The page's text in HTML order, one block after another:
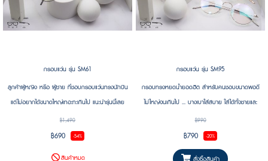
กรอบแว่น รุ่น SM61
ลูกค้าผู้หญิง หรือ ผู้ชาย ที่ชอบกรอบแว่นทรงนักบิน
แต่ไม่อยากได้ขนาดใหญ่เทอะทะเกินไป แนะนำรุ่นนี้เลย
ครับ วัสดุสแตนเลส เบา ทนทาน ทนการกัดกร่อนการ
เป็นสนิม โลหะ ทรงนักบิน สุดเท่ ให้ลุควินเทจ น้ำหนัก
฿1,490
฿690 -54%
สินค้าหมด
กรอบแว่น รุ่น SM95
กรอบทรงหยดน้ำยอดฮิต สำหรับคนชอบขนาดพอดี
ไม่ใหญ่จนเกินไป ... บางเบาใส่สบาย ใส่ได้ทั้งชายและ
หญิง ....
฿990
฿790 -20%